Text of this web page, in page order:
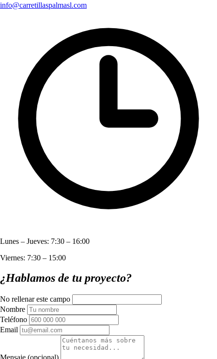
info@carretillaspalmasl.com
Lunes – Jueves: 7:30 – 16:00
Viernes: 7:30 – 15:00
¿Hablamos de tu proyecto?
No rellenar este campo
Nombre
Teléfono
Email